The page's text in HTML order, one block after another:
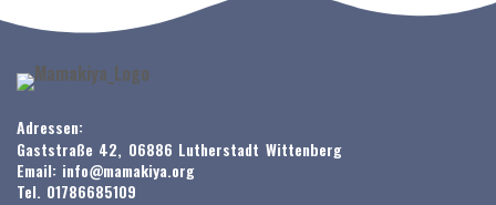
Adressen:
Gaststraße 42, 06886 Lutherstadt Wittenberg
Email: info@mamakiya.org
Tel. 01786685109